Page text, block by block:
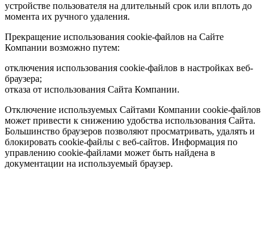
устройстве пользователя на длительный срок или вплоть до
момента их ручного удаления.
Прекращение использования cookie-файлов на Сайте
Компании возможно путем:
отключения использования cookie-файлов в настройках веб-
браузера;
отказа от использования Сайта Компании.
Отключение используемых Сайтами Компании cookie-файлов
может привести к снижению удобства использования Сайта.
Большинство браузеров позволяют просматривать, удалять и
блокировать cookie-файлы c веб-сайтов. Информация по
управлению cookie-файлами может быть найдена в
документации на используемый браузер.